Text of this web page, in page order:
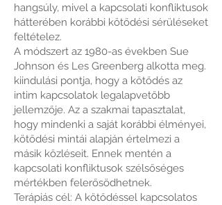
hangsúly, mivel a kapcsolati konfliktusok
hátterében korábbi kötődési sérüléseket
feltételez.
A módszert az 1980-as években Sue
Johnson és Les Greenberg alkotta meg.
kiindulási pontja, hogy a kötődés az
intim kapcsolatok legalapvetőbb
jellemzője. Az a szakmai tapasztalat,
hogy mindenki a saját korábbi élményei,
kötődési mintái alapján értelmezi a
másik közléseit. Ennek mentén a
kapcsolati konfliktusok szélsőséges
mértékben felerősödhetnek.
Terápiás cél: A kötődéssel kapcsolatos